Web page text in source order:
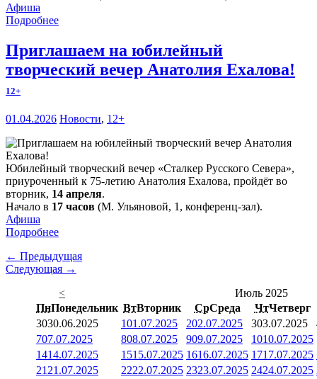
Афиша
Подробнее
Приглашаем на юбилейный
творческий вечер Анатолия Ехалова!
12+
01.04.2026 Новости, 12+
Юбилейный творческий вечер «Сталкер Русского Севера»,
приуроченный к 75-летию Анатолия Ехалова, пройдёт во
вторник, 14 апреля.
Начало в 17 часов (М. Ульяновой, 1, конференц-зал).
Афиша
Подробнее
← Предыдущая
Следующая →
<
Июль 2025
ПнПонедельник ВтВторник СрСреда ЧтЧетверг
3030.06.2025 101.07.2025 202.07.2025 303.07.2025
707.07.2025 808.07.2025 909.07.2025 1010.07.2025
1414.07.2025 1515.07.2025 1616.07.2025 1717.07.2025
21 21.07.2025 2222.07.2025 2323.07.2025 2424.07.2025